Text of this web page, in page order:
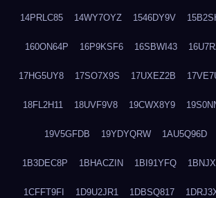
14PRLC85 14WY7OYZ 1546DY9V
160ON64P 16P9KSF6 16SBWI43
17HG5UY8 17SO7X9S 17UXEZ2B
18FL2H11 18UVF9V8 19CWX8Y9
19V5GFDB 19YDYQRW 1AU5Q96D
1B3DEC8P 1BHACZIN 1BI91YFQ
1CFFT9FI 1D9U2JR1 1DBSQ817